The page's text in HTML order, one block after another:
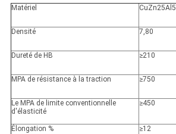
Matériel CuZn25Al5
Densité 7,80
Dureté de HB ≥210
MPA de résistance à la traction ≥750
Le MPA de limite conventionnelle
d'élasticité
≥450
Élongation % ≥12